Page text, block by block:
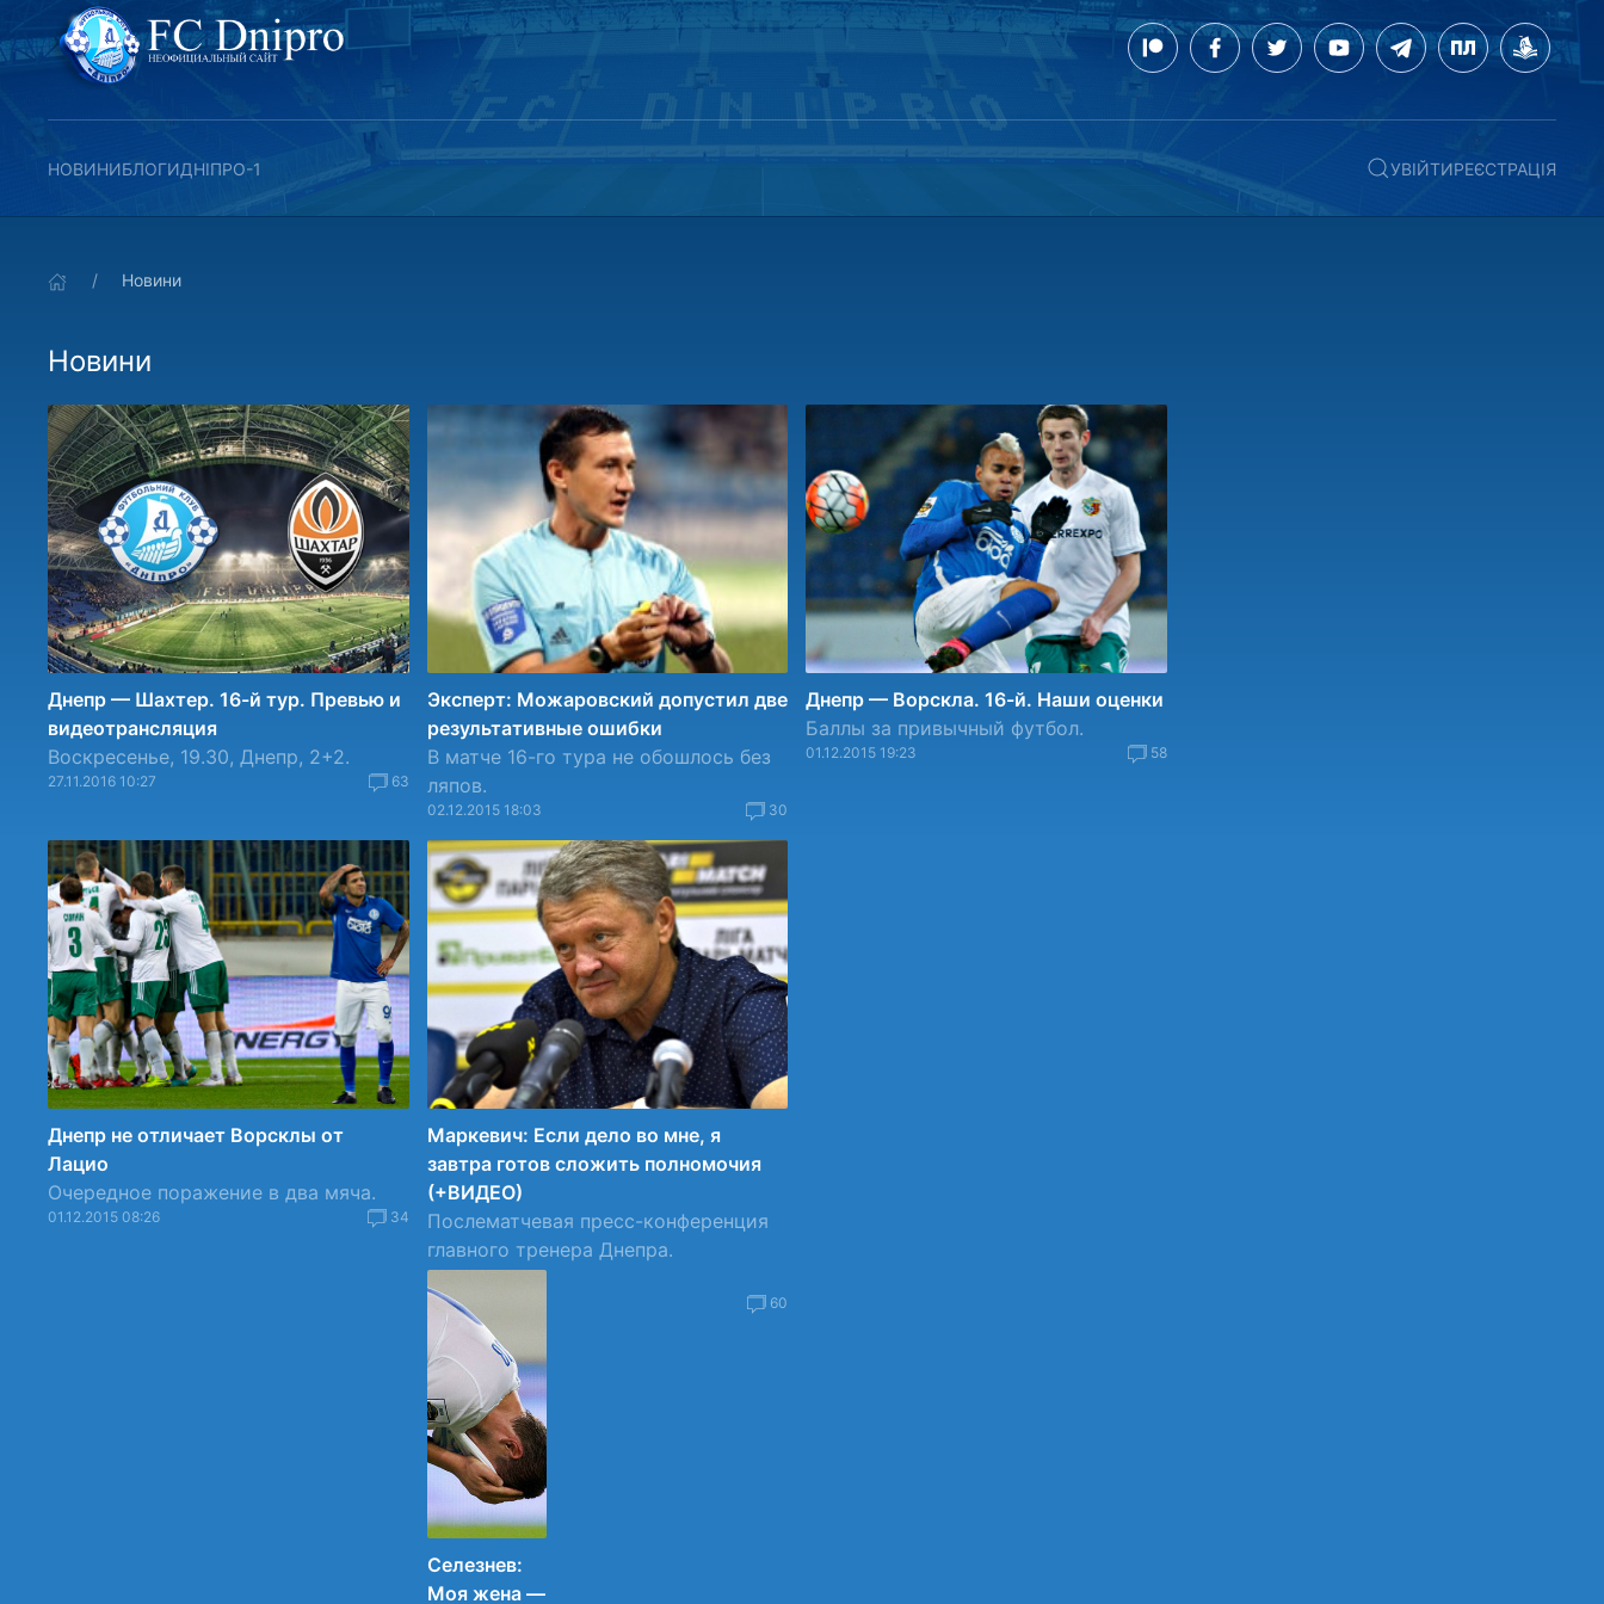
НОВИНИБЛОГИДНІПРО-1 УВІЙТИРЕЄСТРАЦІЯ
Новини
Новини
Днепр — Шахтер. 16-й тур. Превью и
видеотрансляция
Воскресенье, 19.30, Днепр, 2+2.
27.11.2016 10:27 63
Эксперт: Можаровский допустил две
результативные ошибки
В матче 16-го тура не обошлось без
ляпов.
02.12.2015 18:03 30
Днепр — Ворскла. 16-й. Наши оценки
Баллы за привычный футбол.
01.12.2015 19:23 58
Днепр не отличает Ворсклы от
Лацио
Очередное поражение в два мяча.
01.12.2015 08:26 34
Маркевич: Если дело во мне, я
завтра готов сложить полномочия
(+ВИДЕО)
Послематчевая пресс-конференция
главного тренера Днепра.
...
01.12.2015 07:24 60
Селезнев:
Моя жена —